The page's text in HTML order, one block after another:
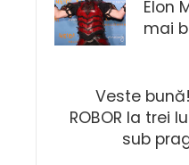
Elon
mai
Veste
ROBOR la trei
sub